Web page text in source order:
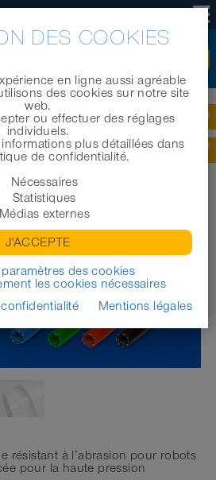
industriels |
441 ROBOTIC
résistant à l’abrasion pour robots
pour la haute pression
DES COOKIES
en ligne aussi agréable
des cookies sur notre site
web.
ou effectuer des réglages
individuels.
plus détaillées dans
de confidentialité.
Nécessaires
Statistiques
Médias externes
J'ACCEPTE
des cookies
les cookies nécessaires
Mentions légales